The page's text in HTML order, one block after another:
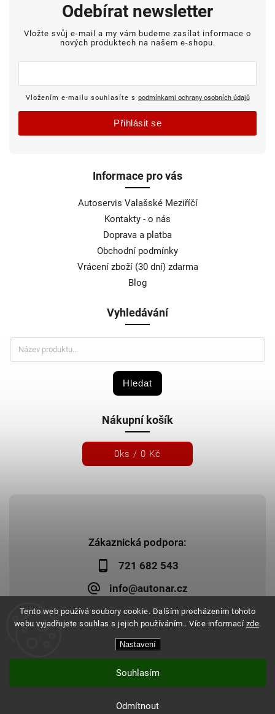
Tento web používá soubory cookie. Dalším procházením tohoto
webu vyjadřujete souhlas s jejich používáním.. Více informací zde.
Nastavení
Odmítnout
Souhlasím
Zákaznická podpora:
721 682 543
info@autonar.cz
Informace pro vás
Autoservis Valašské Meziříčí
Kontakty - o nás
Doprava a platba
Obchodní podmínky
Vrácení zboží (30 dní) zdarma
Blog
Vyhledávání
Hledat
Nákupní košík
0ks / 0 Kč
Odebírat newsletter
Vložte svůj e-mail a my vám budeme zasílat informace o
nových produktech na našem e-shopu.
Vložením e-mailu souhlasíte s podmínkami ochrany osobních údajů
Přihlásit se
Autonar.cz. Všechna práva vyhrazena.
| Design Shoptak.cz